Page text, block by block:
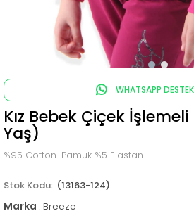
WHATSAPP
Kız Bebek Çiçek
Yaş)
%95 Cotton-Pamuk %5 Elastan
(13163-124)
Marka : Breeze